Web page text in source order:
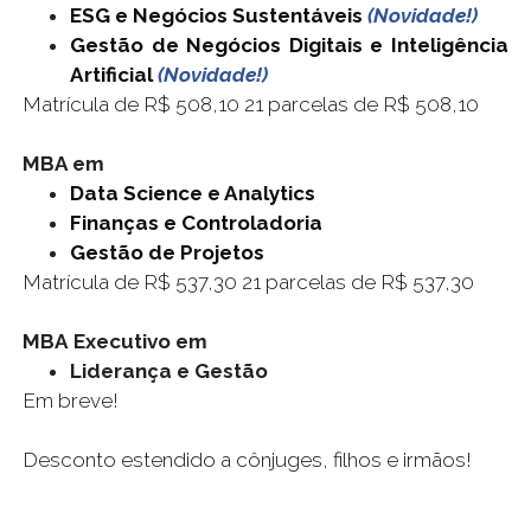
ESG e Negócios Sustentáveis (Novidade!)
Gestão de Negócios Digitais e Inteligência
Artificial(Novidade!)
Matrícula de R$ 508,10 21 parcelas de R$ 508,10
MBA em
Data Science e Analytics
Finanças e Controladoria
Gestão de Projetos
Matrícula de R$ 537,30 21 parcelas de R$ 537,30
MBA Executivo em
Liderança e Gestão
Em breve!
Desconto estendido a cônjuges, filhos e irmãos!